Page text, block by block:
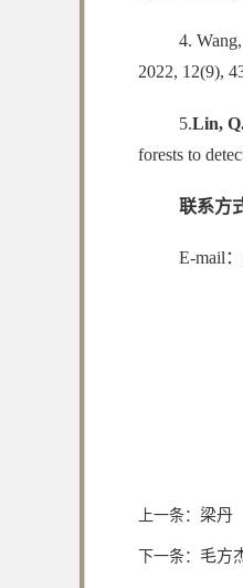
4.
2022, 12(9),
5.Lin,
forests to
联系方
E-mail
上一条： 梁丹
下一条： 毛方